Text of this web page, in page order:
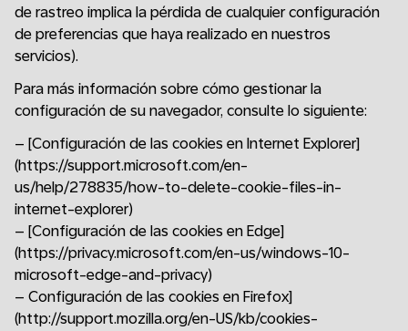
de rastreo implica la pérdida de cualquier configuración
de preferencias que haya realizado en nuestros
servicios).
Para más información sobre cómo gestionar la
configuración de su navegador, consulte lo siguiente:
– [Configuración de las cookies en Internet Explorer]
(https://support.microsoft.com/en-
us/help/278835/how-to-delete-cookie-files-in-
internet-explorer)
– [Configuración de las cookies en Edge]
(https://privacy.microsoft.com/en-us/windows-10-
microsoft-edge-and-privacy)
– Configuración de las cookies en Firefox]
(http://support.mozilla.org/en-US/kb/cookies-